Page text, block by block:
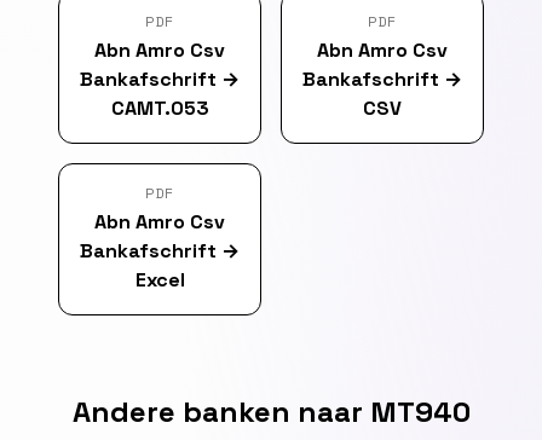
PDF
Abn Amro Csv
Bankafschrift →
CAMT.053
PDF
Abn Amro Csv
Bankafschrift →
CSV
PDF
Abn Amro Csv
Bankafschrift →
Excel
Andere banken naar MT940